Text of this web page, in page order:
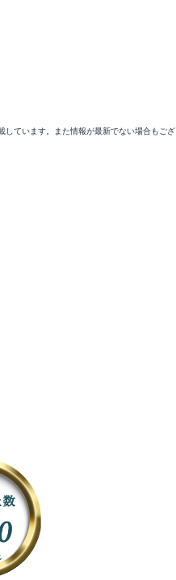
ています。また情報が最新でない場合もござ